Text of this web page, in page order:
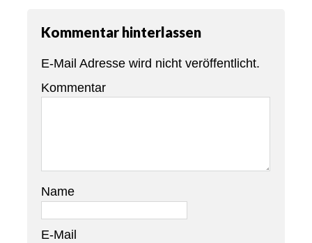
Kommentar hinterlassen
E-Mail Adresse wird nicht veröffentlicht.
Kommentar
Name
E-Mail